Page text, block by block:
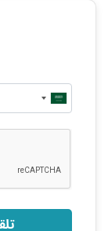
Saudi
Arabia